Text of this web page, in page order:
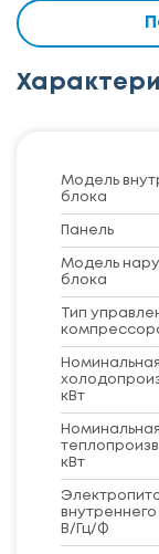
Модель
блока
Панель
Модель
блока
Тип
Номинальная
кВт
Номинальная
кВт
внутреннего
В/Гц/Ф